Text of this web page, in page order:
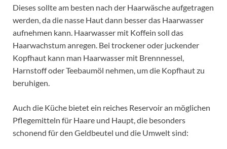
Dieses sollte am besten nach der Haarwäsche aufgetragen
werden, da die nasse Haut dann besser das Haarwasser
aufnehmen kann. Haarwasser mit Koffein soll das
Haarwachstum anregen. Bei trockener oder juckender
Kopfhaut kann man Haarwasser mit Brennnessel,
Harnstoff oder Teebaumöl nehmen, um die Kopfhaut zu
beruhigen.
Auch die Küche bietet ein reiches Reservoir an möglichen
Pflegemitteln für Haare und Haupt, die besonders
schonend für den Geldbeutel und die Umwelt sind: